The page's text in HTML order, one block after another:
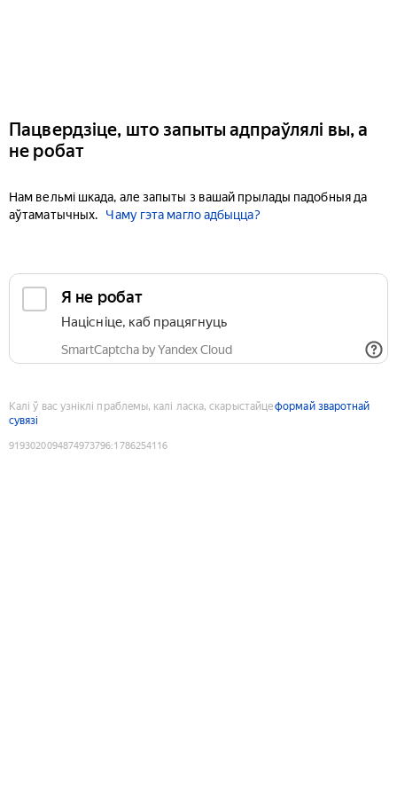
Пацвердзіце, што запыты адпраўлялі вы, а
не робат
Нам вельмі шкада, але запыты з вашай прылады падобныя да
аўтаматычных.
Чаму гэта магло адбыцца?
Я не робат
Націсніце, каб працягнуць
SmartCaptcha by Yandex Cloud
Калі ў вас узніклі праблемы, калі ласка, скарыстайцеформай зваротнай
сувязі
9193020094874973796:1786254116